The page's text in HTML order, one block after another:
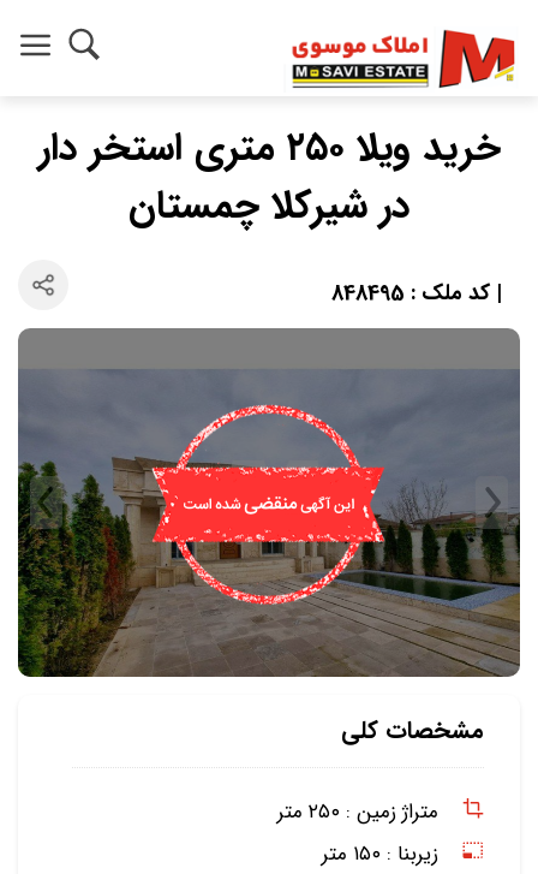
خرید ویلا ۲۵۰ متری استخر دار
در شیرکلا چمستان
| کد ملک : 848495
مشخصات کلی
متراژ زمین : ۲۵۰ متر
زیربنا : ۱۵۰ متر